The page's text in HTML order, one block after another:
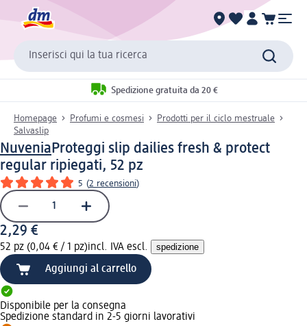
Inserisci qui la tua ricerca
Spedizione gratuita da 20 €
Homepage Profumi e cosmesi
Prodotti per il ciclo mestruale
Salvaslip
NuveniaProteggi slip dailies fresh & protect
regular ripiegati, 52 pz
5 (2 recensioni)
2,29 €
52 pz (0,04 € / 1 pz)incl. IVA escl. spedizione
Aggiungi al carrello
Disponibile per la consegna
Spedizione standard in 2-5 giorni lavorativi